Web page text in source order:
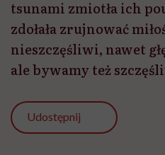
tsunami zmiotła ich
zdołała zrujnować
nieszczęśliwi, nawet
ale bywamy też
Udostępnij